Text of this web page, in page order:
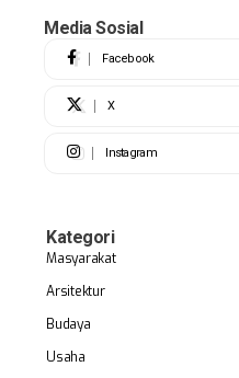
Media Sosial
Facebook
X
Instagram
Kategori
Masyarakat
Arsitektur
Budaya
Usaha